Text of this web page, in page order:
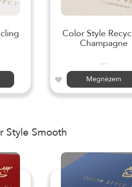
Color Style
Champagne
...
Megnézem
Style Smooth